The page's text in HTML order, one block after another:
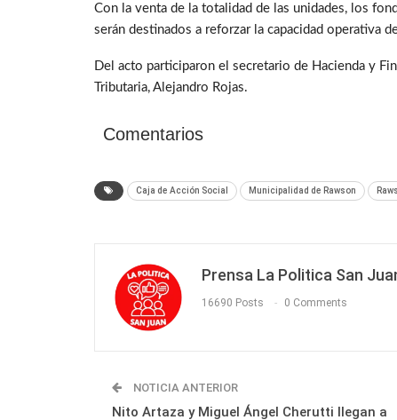
Con la venta de la totalidad de las unidades, los
serán destinados a reforzar la capacidad operativa
Del acto participaron el secretario de Hacienda y
Tributaria, Alejandro Rojas.
Comentarios
Caja de Acción Social Municipalidad de Rawson
Prensa La Politica San
16690 Posts 0 Comments
NOTICIA ANTERIOR
Nito Artaza y Miguel Ángel Cherutti llegan a